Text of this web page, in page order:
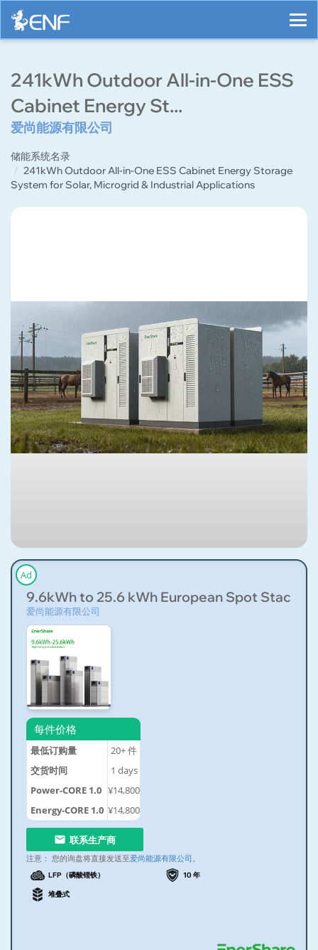
241kWh Outdoor All-in-One ESS
Cabinet Energy St...
爱尚能源有限公司
储能系统名录
241kWh Outdoor All-in-One ESS Cabinet Energy Storage
System for Solar, Microgrid & Industrial Applications
Ad
9.6kWh to 25.6 kWh European Spot
爱尚能源有限公司
每件价格
最低订购量 20+件
交货时间
1 days
Power-CORE 1.0 ¥14,800
Energy-CORE 1.0 ¥14,800
联系生产商
注意： 您的询盘将直接发送至爱尚能源有限公司 。
LFP（磷酸锂铁） 10 年
堆叠式